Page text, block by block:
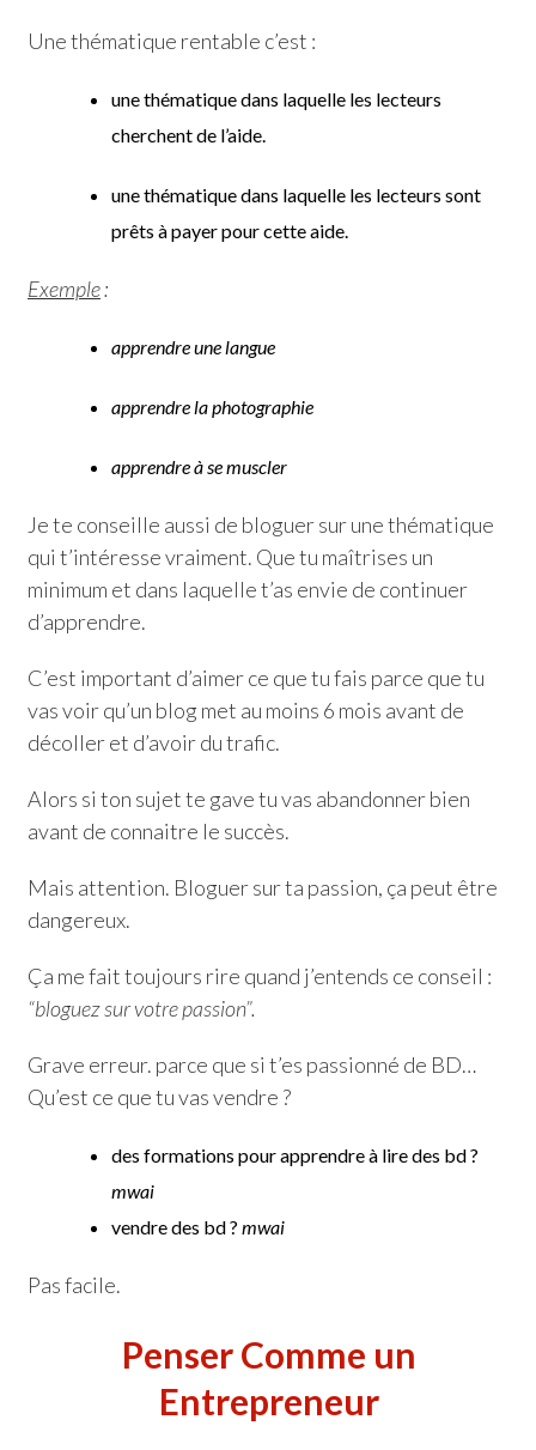
Une thématique rentable c’est :
une thématique dans laquelle les lecteurs
cherchent de l’aide.
une thématique dans laquelle les lecteurs sont
prêts à payer pour cette aide.
Exemple:
apprendre une langue
apprendre la photographie
apprendre à se muscler
Je te conseille aussi de bloguer sur une thématique
qui t’intéresse vraiment. Que tu maîtrises un
minimum et dans laquelle t’as envie de continuer
d’apprendre.
C’est important d’aimer ce que tu fais parce que tu
vas voir qu’un blog met au moins 6 mois avant de
décoller et d’avoir du trafic.
Alors si ton sujet te gave tu vas abandonner bien
avant de connaitre le succès.
Mais attention. Bloguer sur ta passion, ça peut être
dangereux.
Ça me fait toujours rire quand j’entends ce conseil :
“bloguez sur votre passion”.
Grave erreur. parce que si t’es passionné de BD…
Qu’est ce que tu vas vendre ?
des formations pour apprendre à lire des bd ?
mwai
vendre des bd ?mwai
Pas facile.
Penser Comme un
Entrepreneur